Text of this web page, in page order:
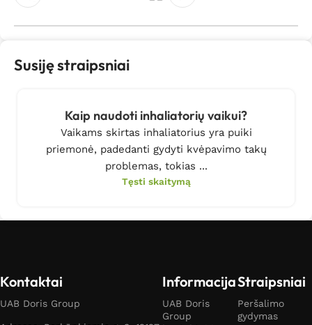
Susiję straipsniai
Kaip naudoti inhaliatorių vaikui?
Vaikams skirtas inhaliatorius yra puiki
priemonė, padedanti gydyti kvėpavimo takų
problemas, tokias ...
Tęsti skaitymą
Kontaktai
UAB Doris Group
Informacija
UAB Doris
Group
Straipsniai
Peršalimo
gydymas